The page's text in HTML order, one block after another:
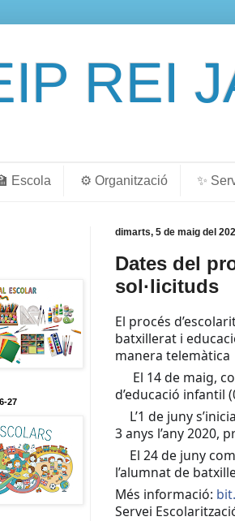
REI
Escola ⚙️ Organització ✨
dimarts, 5 de maig del
Dates del
sol·licituds
El procés
batxillerat i
manera telemàtica
El 14 de maig,
d’educació infantil
L’1 de juny
3 anys l’any 2020,
El 24 de juny
l’alumnat de
Més informació:
Servei
27